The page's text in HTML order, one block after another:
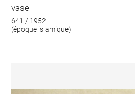
vase
641 / 1952
(époque islamique)